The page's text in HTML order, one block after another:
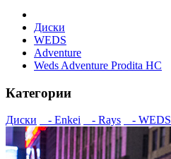
Диски
WEDS
Adventure
Weds Adventure Prodita HC
Категории
Диски - Enkei - Rays - WEDS